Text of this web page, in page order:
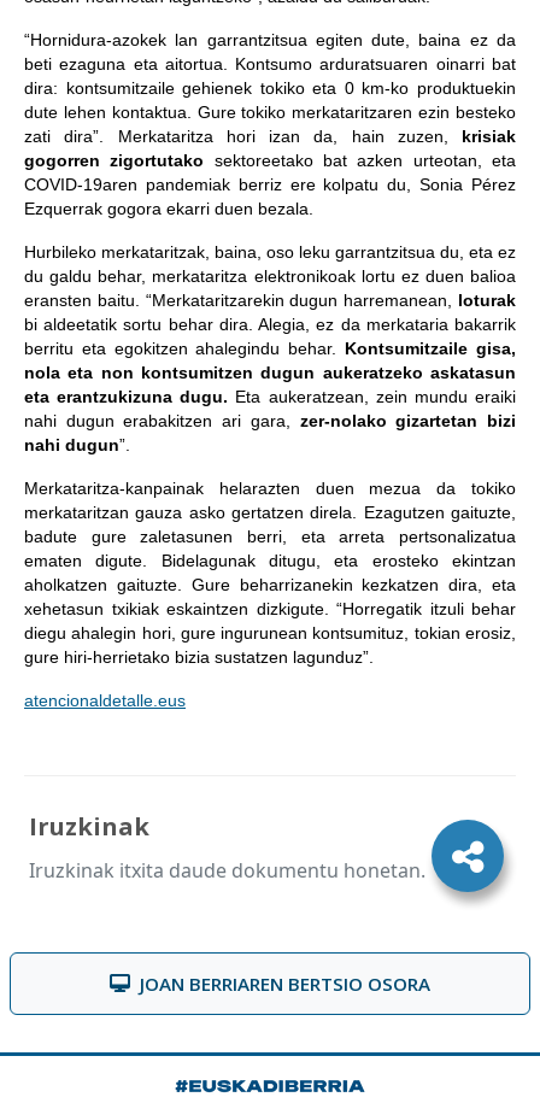
“Hornidura-azokek lan garrantzitsua egiten dute, baina ez da
beti ezaguna eta aitortua. Kontsumo arduratsuaren oinarri bat
dira: kontsumitzaile gehienek tokiko eta 0 km-ko produktuekin
dute lehen kontaktua. Gure tokiko merkataritzaren ezin besteko
zati dira”. Merkataritza hori izan da, hain zuzen, krisiak
gogorren zigortutako sektoreetako bat azken urteotan, eta
COVID-19aren pandemiak berriz ere kolpatu du, Sonia Pérez
Ezquerrak gogora ekarri duen bezala.
Hurbileko merkataritzak, baina, oso leku garrantzitsua du, eta ez
du galdu behar, merkataritza elektronikoak lortu ez duen balioa
eransten baitu. “Merkataritzarekin dugun harremanean, loturak
bi aldeetatik sortu behar dira. Alegia, ez da merkataria bakarrik
berritu eta egokitzen ahalegindu behar. Kontsumitzaile gisa,
nola eta non kontsumitzen dugun aukeratzeko askatasun
eta erantzukizuna dugu. Eta aukeratzean, zein mundu eraiki
nahi dugun erabakitzen ari gara, zer-nolako gizartetan bizi
nahi dugun”.
Merkataritza-kanpainak helarazten duen mezua da tokiko
merkataritzan gauza asko gertatzen direla. Ezagutzen gaituzte,
badute gure zaletasunen berri, eta arreta pertsonalizatua
ematen digute. Bidelagunak ditugu, eta erosteko ekintzan
aholkatzen gaituzte. Gure beharrizanekin kezkatzen dira, eta
xehetasun txikiak eskaintzen dizkigute. “Horregatik itzuli behar
diegu ahalegin hori, gure ingurunean kontsumituz, tokian erosiz,
gure hiri-herrietako bizia sustatzen lagunduz”.
atencionaldetalle.eus
Iruzkinak
Iruzkinak itxita daude dokumentu honetan.
JOAN BERRIAREN BERTSIO OSORA